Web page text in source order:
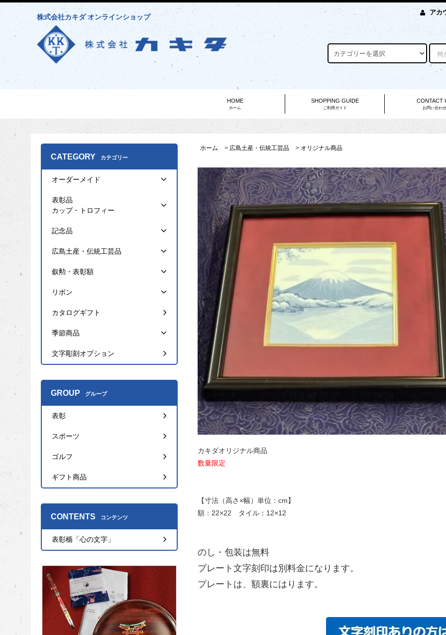
株式会社カキダ オンラインショップ
アカ
HOME
ホーム
SHOPPING GUIDE
ご利用ガイド
CONTACT
お問い合わせ
ホーム > 広島土産・伝統工芸品 > オリジナル商品
カキダオリジナル商品
数量限定
【寸法（高さ×幅）単位：cm】
額：22×22 タイル：12×12
のし・包装は無料
プレート文字刻印は別料金になります。
プレートは、額裏にはります。
CATEGORY カテゴリー
オーダーメイド
表彰品
カップ・トロフィー
記念品
広島土産・伝統工芸品
叙勲・表彰額
リボン
カタログギフト
季節商品
文字彫刻オプション
GROUP グループ
表彰
スポーツ
ゴルフ
ギフト商品
CONTENTS コンテンツ
表彰楯「心の文字」